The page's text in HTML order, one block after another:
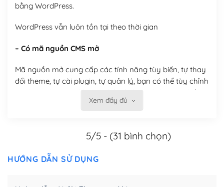
bằng WordPress.
WordPress vẫn luôn tồn tại theo thời gian
– Có mã nguồn CMS mở
Mã nguồn mở cung cấp các tính năng tùy biến, tự thay
đổi theme, tự cài plugin, tự quản lý, bạn có thể tùy chỉnh
nó theo ý bạn mà không phải sử dụng dịch vụ tại bất
Có thể tùy biến trên website WordPress
Xem đầy đủ
5/5 - (31 bình chọn)
HƯỚNG DẪN SỬ DỤNG